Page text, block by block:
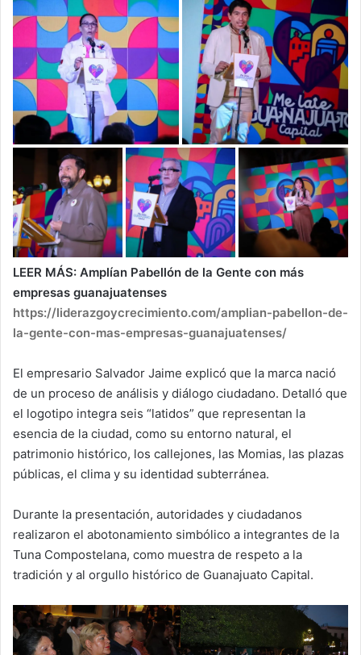
LEER MÁS: Amplían Pabellón de la Gente con más
empresas guanajuatenses
https://liderazgoycrecimiento.com/amplian-pabellon-de-
la-gente-con-mas-empresas-guanajuatenses/
El empresario Salvador Jaime explicó que la marca nació
de un proceso de análisis y diálogo ciudadano. Detalló que
el logotipo integra seis “latidos” que representan la
esencia de la ciudad, como su entorno natural, el
patrimonio histórico, los callejones, las Momias, las plazas
públicas, el clima y su identidad subterránea.
Durante la presentación, autoridades y ciudadanos
realizaron el abotonamiento simbólico a integrantes de la
Tuna Compostelana, como muestra de respeto a la
tradición y al orgullo histórico de Guanajuato Capital.